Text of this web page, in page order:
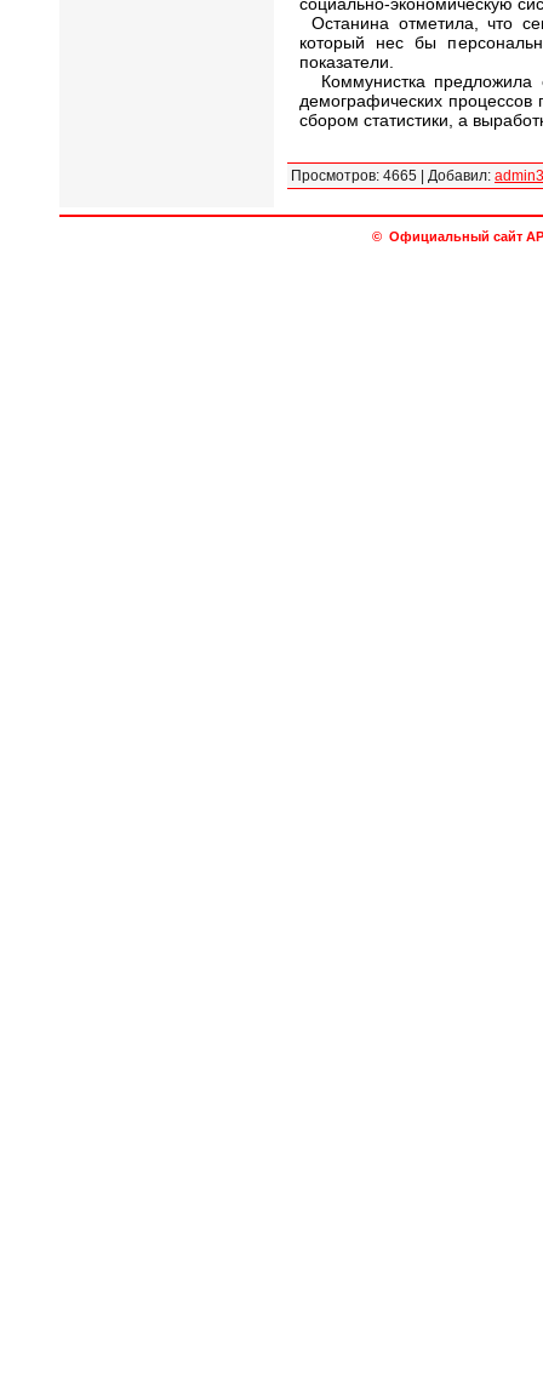
социально-экономическую
Останина отметила, что
который нес бы
показатели.
Коммунистка предложила
демографических
сбором статистики, а
Просмотров: 4665 Добавил: admin3
© Официальный сайт